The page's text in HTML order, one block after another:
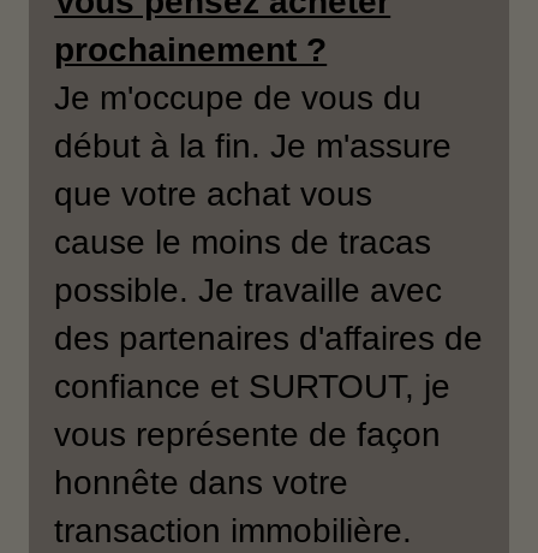
prochainement ?
Je m'occupe de vous du
début à la fin. Je m'assure
que votre achat vous
cause le moins de tracas
possible. Je travaille avec
des partenaires d'affaires de
confiance et SURTOUT, je
vous représente de façon
honnête dans votre
transaction immobilière.